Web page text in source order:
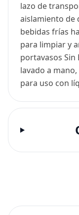
lazo de
aislamiento de
bebidas frías
para limpiar y
portavasos Sin
lavado a
para uso con